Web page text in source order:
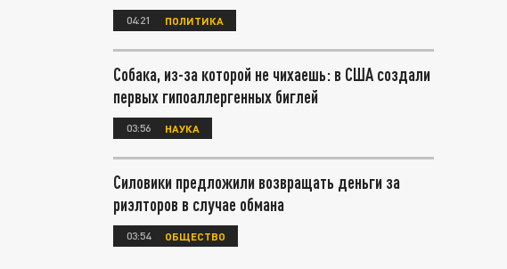
04:21 ПОЛИТИКА
Собака, из-за которой не чихаешь: в США создали
первых гипоаллергенных биглей
03:56 НАУКА
Силовики предложили возвращать деньги за
риэлторов в случае обмана
03:54 ОБЩЕСТВО